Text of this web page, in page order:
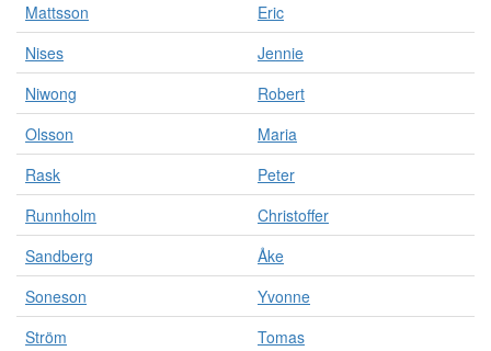
Mattsson
Eric
Nises
Jennie
Niwong
Robert
Olsson
Maria
Rask
Peter
Runnholm
Christoffer
Sandberg
Åke
Soneson
Yvonne
Ström
Tomas